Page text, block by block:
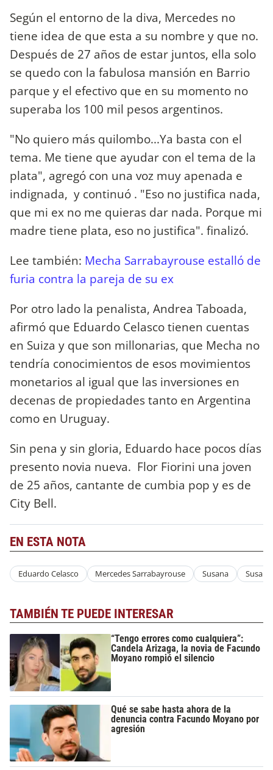
Según el entorno de la diva, Mercedes no
tiene idea de que esta a su nombre y que no.
Después de 27 años de estar juntos, ella solo
se quedo con la fabulosa mansión en Barrio
parque y el efectivo que en su momento no
superaba los 100 mil pesos argentinos.
"No quiero más quilombo...Ya basta con el
tema. Me tiene que ayudar con el tema de la
plata", agregó con una voz muy apenada e
indignada, y continuó . "Eso no justifica nada,
que mi ex no me quieras dar nada. Porque mi
madre tiene plata, eso no justifica". finalizó.
Lee también: Mecha Sarrabayrouse estalló de
furia contra la pareja de su ex
Por otro lado la penalista, Andrea Taboada,
afirmó que Eduardo Celasco tienen cuentas
en Suiza y que son millonarias, que Mecha no
tendría conocimientos de esos movimientos
monetarios al igual que las inversiones en
decenas de propiedades tanto en Argentina
como en Uruguay.
Sin pena y sin gloria, Eduardo hace pocos días
presento novia nueva. Flor Fiorini una joven
de 25 años, cantante de cumbia pop y es de
City Bell.
EN ESTA NOTA
Eduardo Celasco Mercedes Sarrabayrouse Susana Susana
TAMBIÉN TE PUEDE INTERESAR
“Tengo errores como cualquiera”:
Candela Arizaga, la novia de Facundo
Moyano rompió el silencio
Qué se sabe hasta ahora de la
denuncia contra Facundo Moyano por
agresión